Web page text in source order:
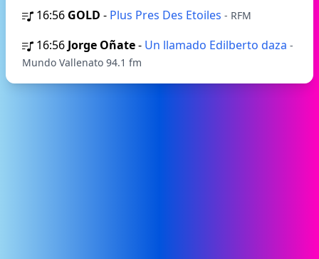
16:56 GOLD - Plus Pres Des Etoiles - RFM
16:56 Jorge Oñate- Un llamado Edilberto daza -
Mundo Vallenato 94.1 fm